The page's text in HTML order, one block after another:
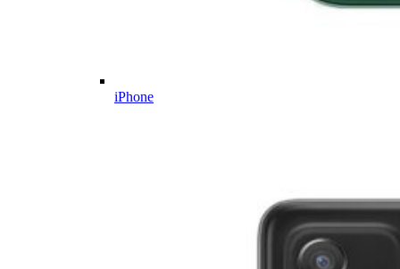
iPhone